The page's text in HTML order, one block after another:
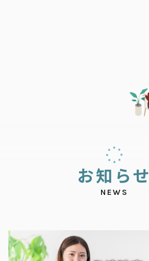
お知 らせ
NEWS